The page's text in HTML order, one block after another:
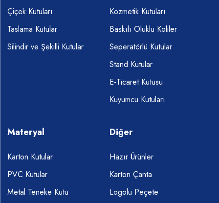
Çiçek Kutuları
Taslama Kutular
Silindir ve Şekilli Kutular
Kozmetik Kutuları
Baskılı Oluklu Koliler
Seperatörlü Kutular
Stand Kutular
E-Ticaret Kutusu
Kuyumcu Kutuları
Materyal
Karton Kutular
PVC Kutular
Metal Teneke Kutu
Diğer
Hazır Ürünler
Karton Çanta
Logolu Peçete